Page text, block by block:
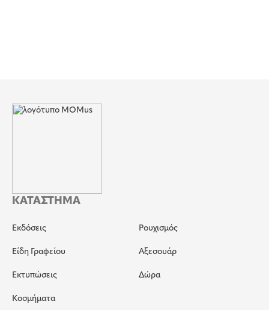
ΚΑΤΑΣΤΗΜΑ
Εκδόσεις
Είδη Γραφείου
Εκτυπώσεις
Κοσμήματα
Ρουχισμός
Αξεσουάρ
Δώρα